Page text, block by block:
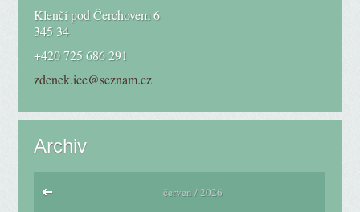
Klenčí pod Čerchovem 6
345 34
+420 725 686 291
zdenek.ice@seznam.cz
Archiv
červen / 2026